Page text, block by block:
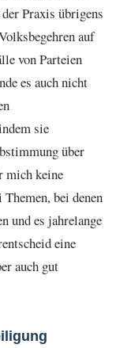
Praxis übrigens
auf
von Parteien
es auch nicht
sie
über
mich keine
bei denen
und es jahrelange
eine
auch gut